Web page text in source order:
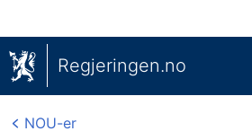
Regjeringen.no
NOU-er